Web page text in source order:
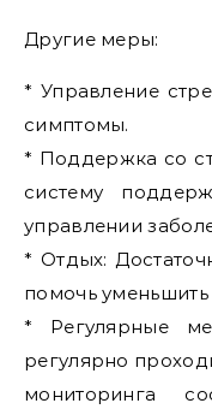
Другие меры:
* Управление
симптомы.
* Поддержка со
систему
управлении
* Отдых:
помочь уменьшить
* Регулярные
регулярно
мониторинга